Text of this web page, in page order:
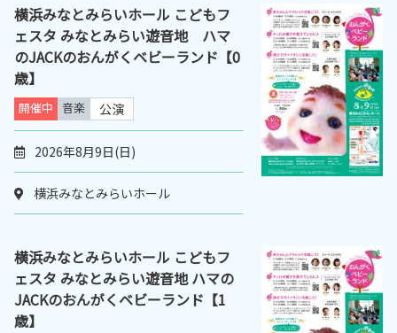
横浜みなとみらいホール こどもフ
ェスタ みなとみらい遊音地 ハマ
のJACKのおんがくベビーランド【0
歳】
開催中 音楽 公演
2026年8月9日(日)
横浜みなとみらいホール
横浜みなとみらいホール こどもフ
ェスタ みなとみらい遊音地 ハマの
JACKのおんがくベビーランド【1
歳】